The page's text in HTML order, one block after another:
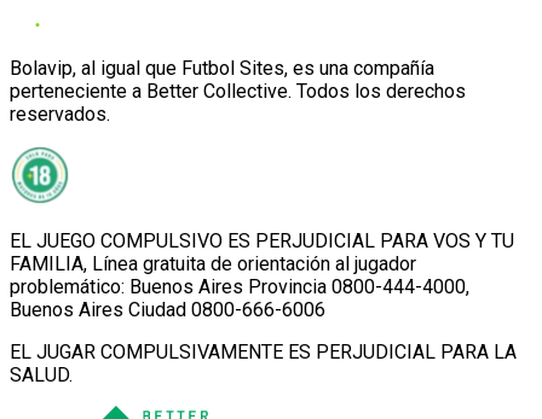
Bolavip, al igual que Futbol Sites, es una compañía
perteneciente a Better Collective. Todos los derechos
reservados.
EL JUEGO COMPULSIVO ES PERJUDICIAL PARA VOS Y TU
FAMILIA, Línea gratuita de orientación al jugador
problemático: Buenos Aires Provincia 0800-444-4000,
Buenos Aires Ciudad 0800-666-6006
EL JUGAR COMPULSIVAMENTE ES PERJUDICIAL PARA LA
SALUD.